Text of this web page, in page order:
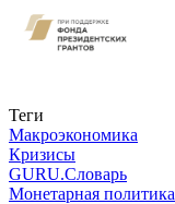
Теги
Макроэкономика
Кризисы
GURU.Словарь
Монетарная политика